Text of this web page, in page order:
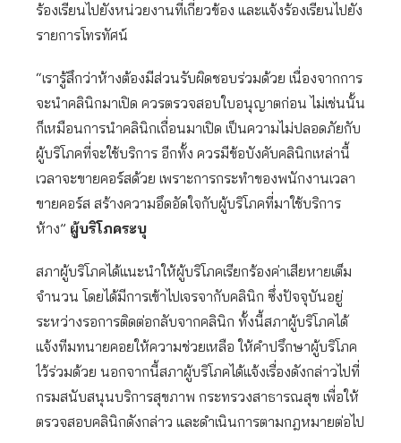
ร้องเรียนไปยังหน่วยงานที่เกี่ยวข้อง และแจ้งร้องเรียนไปยัง
รายการโทรทัศน์
“เรารู้สึกว่าห้างต้องมีส่วนรับผิดชอบร่วมด้วย เนื่องจากการ
จะนำคลินิกมาเปิด ควรตรวจสอบใบอนุญาตก่อน ไม่เช่นนั้น
ก็เหมือนการนำคลินิกเถื่อนมาเปิด เป็นความไม่ปลอดภัยกับ
ผู้บริโภคที่จะใช้บริการ อีกทั้ง ควรมีข้อบังคับคลินิกเหล่านี้
เวลาจะขายคอร์สด้วย เพราะการกระทำของพนักงานเวลา
ขายคอร์ส สร้างความอึดอัดใจกับผู้บริโภคที่มาใช้บริการ
ห้าง” ผู้บริโภคระบุ
สภาผู้บริโภคได้แนะนำให้ผู้บริโภคเรียกร้องค่าเสียหายเต็ม
จำนวน โดยได้มีการเข้าไปเจรจากับคลินิก ซึ่งปัจจุบันอยู่
ระหว่างรอการติดต่อกลับจากคลินิก ทั้งนี้สภาผู้บริโภคได้
แจ้งทีมทนายคอยให้ความช่วยเหลือ ให้คำปรึกษาผู้บริโภค
ไว้ร่วมด้วย นอกจากนี้สภาผู้บริโภคได้แจ้งเรื่องดังกล่าวไปที่
กรมสนับสนุนบริการสุขภาพ กระทรวงสาธารณสุข เพื่อให้
ตรวจสอบคลินิกดังกล่าว และดำเนินการตามกฎหมายต่อไป